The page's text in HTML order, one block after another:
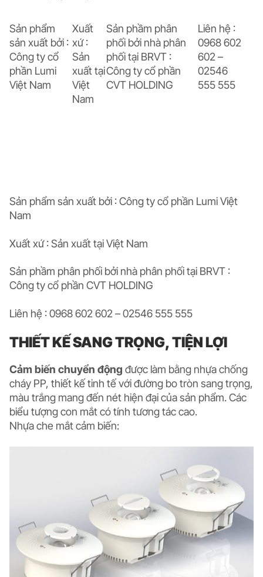
Sản phẩm
sản xuất bởi :
Công ty cổ
phần Lumi
Việt Nam
Xuất
xứ :
Sản
xuất tại
Việt
Nam
Sản phầm phân
phối bởi nhà phân
phối tại BRVT :
Công ty cổ phần
CVT HOLDING
Liên hệ :
0968 602
602 –
02546
555 555
Sản phẩm sản xuất bởi : Công ty cổ phần Lumi Việt
Nam
Xuất xứ : Sản xuất tại Việt Nam
Sản phầm phân phối bởi nhà phân phối tại BRVT :
Công ty cổ phần CVT HOLDING
Liên hệ : 0968 602 602 – 02546 555 555
THIẾT KẾ SANG TRỌNG, TIỆN LỢI
Cảm biến chuyển động được làm bằng nhựa chống
cháy PP, thiết kế tinh tế với đường bo tròn sang trọng,
màu trắng mang đến nét hiện đại của sản phẩm. Các
biểu tượng con mắt có tính tương tác cao.
Nhựa che mắt cảm biến: